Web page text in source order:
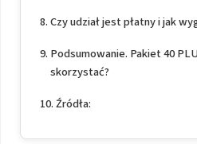
Czy udział jest płatny i jak
Podsumowanie. Pakiet 40
skorzystać?
Źródła: